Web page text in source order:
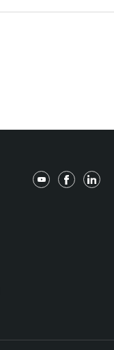
유
페
링